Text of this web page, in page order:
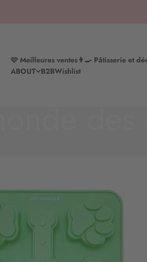
🩷 Meilleures ventes👩‍🍳 Pâtisserie et
ABOUT B2BWishlist
D2C